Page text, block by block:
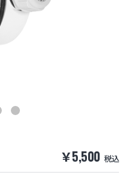
￥5,500 税込
メラ